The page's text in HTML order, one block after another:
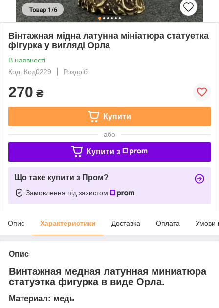
Вінтажная мідна латунна мініатюра статуетка
фігурка у вигляді Орла
В наявності
Код: Код0229
Роздріб
270 ₴
Купити
або
Купити з
Що таке купити з Пром?
Замовлення під захистом
Опис Характеристики Доставка Оплата Умови
Опис
Винтажная медная латунная миниатюра
статуэтка фигурка в виде Орла.
Материал: медь